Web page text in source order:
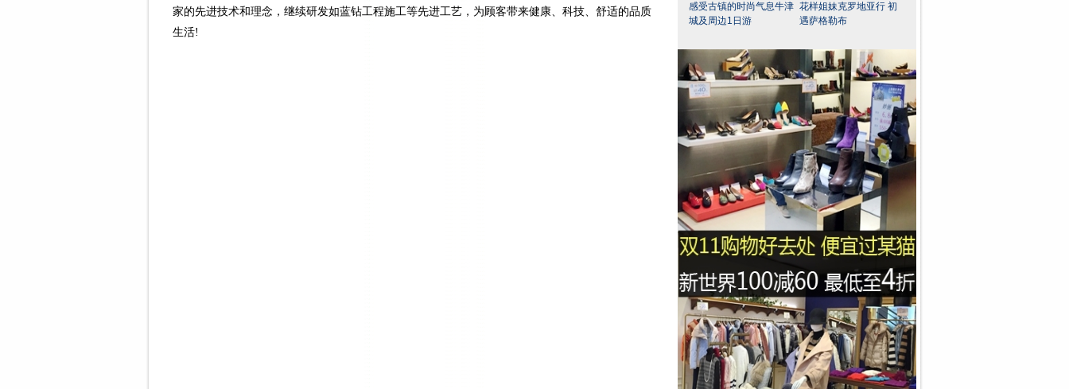
家的先进技术和理念，继续研发如蓝钻工程施工等先进工艺，为顾客带来健康、科技、舒适的品质
生活!
感受古镇的时尚气息牛津
城及周边1日游
花样姐妹克罗地亚行 初
遇萨格勒布